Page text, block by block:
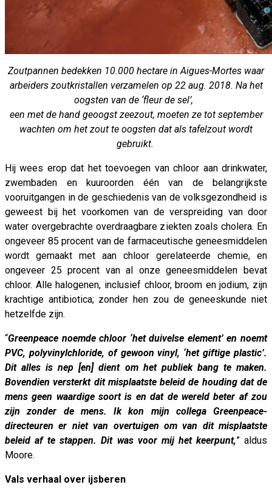
Zoutpannen bedekken 10.000 hectare in Aigues-Mortes waar
arbeiders zoutkristallen verzamelen op 22 aug. 2018. Na het
oogsten van de ‘fleur de sel’,
een met de hand geoogst zeezout, moeten ze tot september
wachten om het zout te oogsten dat als tafelzout wordt
gebruikt.
Hij wees erop dat het toevoegen van chloor aan drinkwater,
zwembaden en kuuroorden één van de belangrijkste
vooruitgangen in de geschiedenis van de volksgezondheid is
geweest bij het voorkomen van de verspreiding van door
water overgebrachte overdraagbare ziekten zoals cholera. En
ongeveer 85 procent van de farmaceutische geneesmiddelen
wordt gemaakt met aan chloor gerelateerde chemie, en
ongeveer 25 procent van al onze geneesmiddelen bevat
chloor. Alle halogenen, inclusief chloor, broom en jodium, zijn
krachtige antibiotica; zonder hen zou de geneeskunde niet
hetzelfde zijn.
“Greenpeace noemde chloor ‘het duivelse element’ en noemt
PVC, polyvinylchloride, of gewoon vinyl, ‘het giftige plastic’.
Dit alles is nep [en] dient om het publiek bang te maken.
Bovendien versterkt dit misplaatste beleid de houding dat de
mens geen waardige soort is en dat de wereld beter af zou
zijn zonder de mens. Ik kon mijn collega Greenpeace-
directeuren er niet van overtuigen om van dit misplaatste
beleid af te stappen. Dit was voor mij het keerpunt,” aldus
Moore.
Vals verhaal over ijsberen